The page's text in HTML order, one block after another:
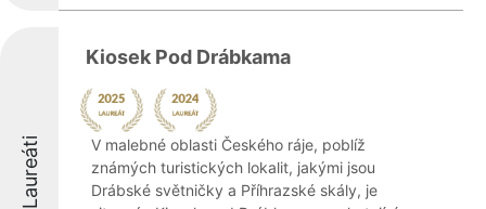
Laureáti
Kiosek Pod Drábkama
V malebné oblasti Českého ráje, poblíž
známých turistických lokalit, jakými jsou
Drábské světničky a Příhrazské skály, je